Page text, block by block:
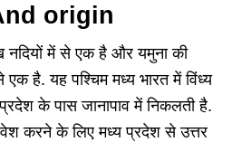
origin
नदियों में से एक है और यमुना की
है. यह पश्चिम मध्य भारत में विंध्य
के पास जानापाव में निकलती है.
करने के लिए मध्य प्रदेश से उत्तर